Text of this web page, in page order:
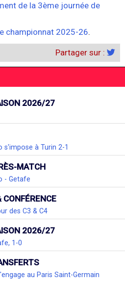
de la 3ème journée de
championnat 2025-26.
Partager sur :
2026/27
s'impose à Turin 2-1
MATCH
- Getafe
CONFÉRENCE
des C3 & C4
2026/27
1-0
au Paris Saint-Germain